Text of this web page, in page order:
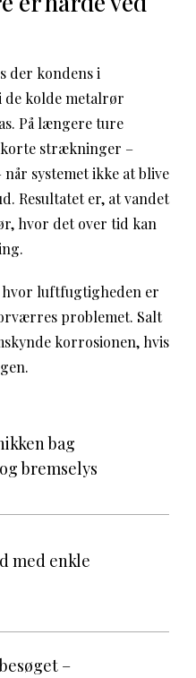
der kondens i
de kolde metalrør
På længere ture
strækninger –
systemet ikke at blive
Resultatet er, at vandet
hvor det over tid kan
luftfugtigheden er
problemet. Salt
korrosionen, hvis
bag
bremselys
med enkle
–